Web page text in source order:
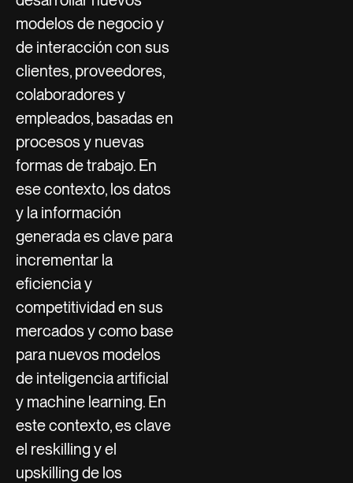
modelos de negocio y
de interacción con sus
clientes, proveedores,
colaboradores y
empleados, basadas en
procesos y nuevas
formas de trabajo. En
ese contexto, los datos
y la información
generada es clave para
incrementar la
eficiencia y
competitividad en sus
mercados y como base
para nuevos modelos
de inteligencia artificial
y machine learning. En
este contexto, es clave
el reskilling y el
upskilling de los